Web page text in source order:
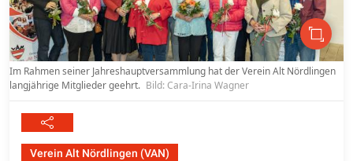
Im Rahmen seiner Jahreshauptversammlung hat der Verein Alt Nördlingen
langjährige Mitglieder geehrt. Bild: Cara-Irina Wagner
Verein Alt Nördlingen (VAN)